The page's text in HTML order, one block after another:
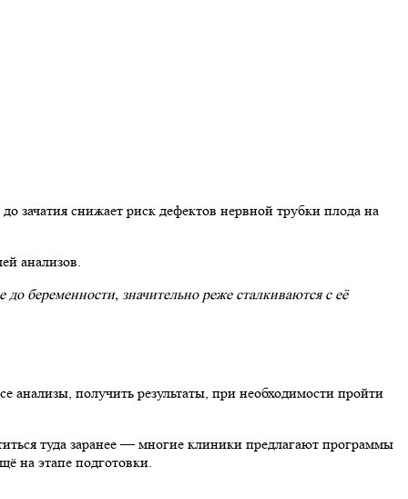
зачатия снижает риск дефектов нервной трубки плода на
анализов.
беременности, значительно реже сталкиваются с её
анализы, получить результаты, при необходимости пройти
туда заранее — многие клиники предлагают программы
на этапе подготовки.